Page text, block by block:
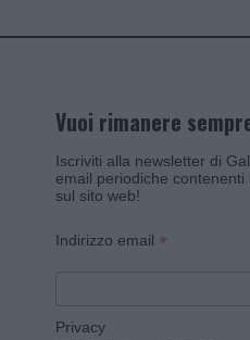
Vuoi rimanere
Iscriviti alla newsletter di
email periodiche
sul sito web!
Indirizzo email *
Privacy